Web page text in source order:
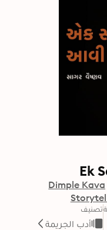
Ek
Dimple Kava
تصنيف
أدب الجريمة